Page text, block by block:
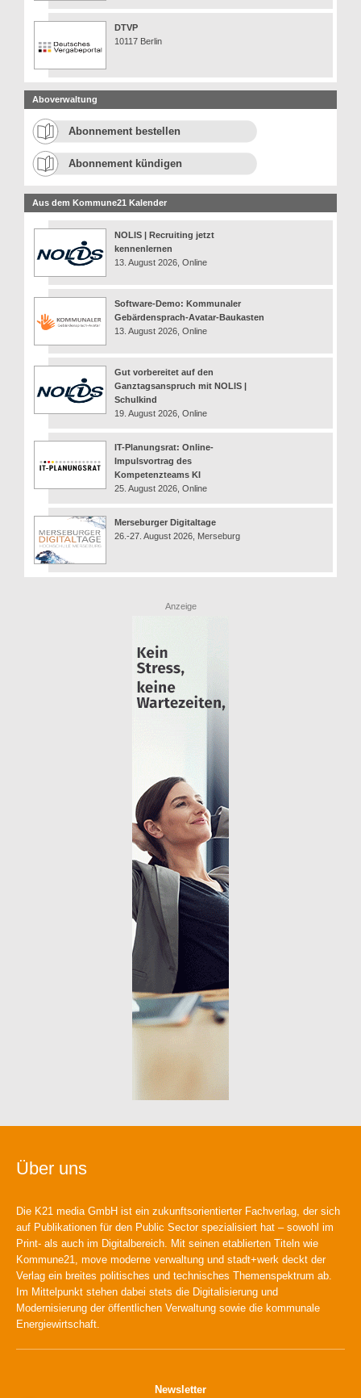
DTVP
10117 Berlin
Aboverwaltung
Abonnement bestellen
Abonnement kündigen
Aus dem Kommune21 Kalender
NOLIS | Recruiting jetzt
kennenlernen
13. August 2026, Online
Software-Demo: Kommunaler
Gebärdensprach-Avatar-Baukasten
13. August 2026, Online
Gut vorbereitet auf den
Ganztagsanspruch mit NOLIS |
Schulkind
19. August 2026, Online
IT-Planungsrat: Online-
Impulsvortrag des
Kompetenzteams KI
25. August 2026, Online
Merseburger Digitaltage
26.-27. August 2026, Merseburg
Anzeige
Über uns
Die K21 media GmbH ist ein zukunftsorientierter Fachverlag, der sich
auf Publikationen für den Public Sector spezialisiert hat – sowohl im
Print- als auch im Digitalbereich. Mit seinen etablierten Titeln wie
Kommune21, move moderne verwaltung und stadt+werk deckt der
Verlag ein breites politisches und technisches Themenspektrum ab.
Im Mittelpunkt stehen dabei stets die Digitalisierung und
Modernisierung der öffentlichen Verwaltung sowie die kommunale
Energiewirtschaft.
Newsletter